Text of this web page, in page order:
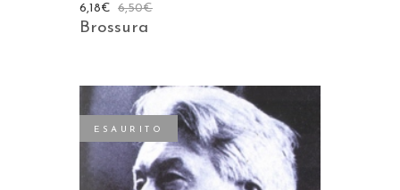
6,50€
6,18€
Brossura
ESAURITO